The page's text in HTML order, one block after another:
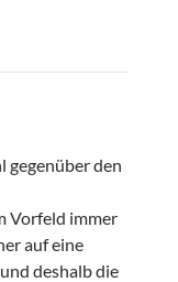
gegenüber den
Vorfeld immer
auf eine
deshalb die